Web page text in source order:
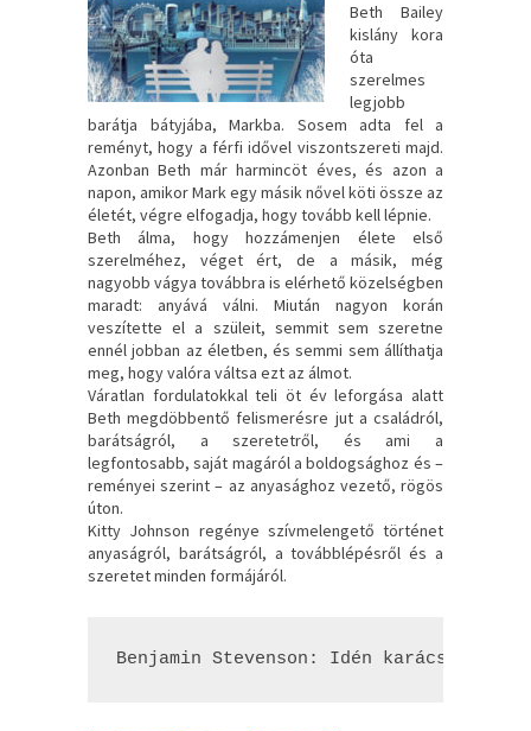
Beth Bailey
kislány kora
óta
szerelmes
legjobb
barátja bátyjába, Markba. Sosem adta fel a
reményt, hogy a férfi idővel viszontszereti majd.
Azonban Beth már harmincöt éves, és azon a
napon, amikor Mark egy másik nővel köti össze az
életét, végre elfogadja, hogy tovább kell lépnie.
Beth álma, hogy hozzámenjen élete első
szerelméhez, véget ért, de a másik, még
nagyobb vágya továbbra is elérhető közelségben
maradt: anyává válni. Miután nagyon korán
veszítette el a szüleit, semmit sem szeretne
ennél jobban az életben, és semmi sem állíthatja
meg, hogy valóra váltsa ezt az álmot.
Váratlan fordulatokkal teli öt év leforgása alatt
Beth megdöbbentő felismerésre jut a családról,
barátságról, a szeretetről, és ami a
legfontosabb, saját magáról a boldogsághoz és –
reményei szerint – az anyasághoz vezető, rögös
úton.
Kitty Johnson regénye szívmelengető történet
anyaságról, barátságról, a továbblépésről és a
szeretet minden formájáról.
Benjamin Stevenson: Idén ​karácsonykor